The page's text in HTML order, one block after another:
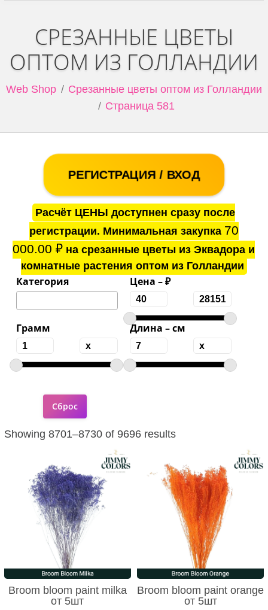
СРЕЗАННЫЕ ЦВЕТЫ
ОПТОМ ИЗ ГОЛЛАНДИИ
Web Shop
Срезанные цветы оптом из Голландии
Страница 581
РЕГИСТРАЦИЯ / ВХОД
Расчёт ЦЕНЫ доступнен сразу после
регистрации. Минимальная закупка 70
000.00₽ на срезанные цветы из Эквадора и
комнатные растения оптом из Голландии
Категория Цена – ₽
Грамм Длина – см
Showing 8701–8730 of 9696 results
Broom bloom paint milka
от 5шт
Broom bloom paint orange
от 5шт